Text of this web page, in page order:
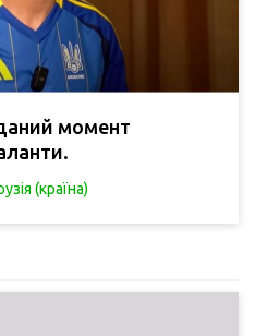
момент
(країна)